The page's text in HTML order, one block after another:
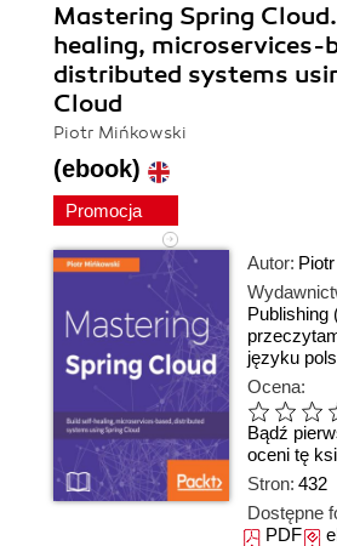
Mastering Spring
healing, microservices-
distributed systems
Cloud
Piotr Mińkowski
(ebook)
Promocja
Autor:
Publishing
języku
Ocena:
Bądź
oceni tę
Stron: 432
Dostępne
PDF